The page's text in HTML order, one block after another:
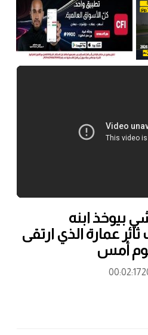
بيوخذ ابنه
عمارة الذي ارتقى
أمس
00:02:17